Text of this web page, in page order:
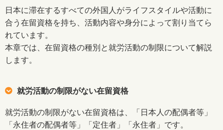
日本に滞在するすべての外国人がライフスタイルや活動に
合う在留資格を持ち、活動内容や身分によって割り当てら
れています。
本章では、在留資格の種別と就労活動の制限について解説
します。
就労活動の制限がない在留資格
就労活動の制限がない在留資格は、「日本人の配偶者等」
「永住者の配偶者等」「定住者」「永住者」です。